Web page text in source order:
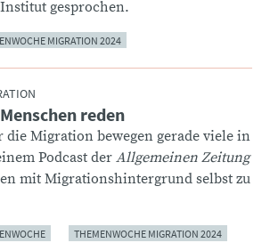
gesprochen.
MIGRATION 2024
reden
die Migration bewegen gerade viele in
Podcast der Allgemeinen Zeitung
mit Migrationshintergrund selbst zu
THEMENWOCHE MIGRATION 2024